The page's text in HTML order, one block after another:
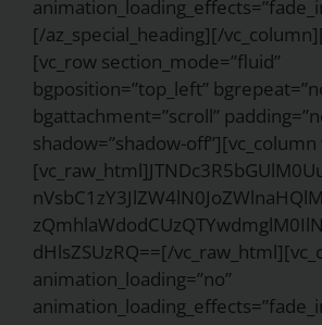
[/az_special_heading][/
[vc_row section_mode=”fluid”
bgposition=”top_left”
bgattachment=”scroll”
shadow=”shadow-
dHlsZSUzRQ==[/
animation_loading=”no”